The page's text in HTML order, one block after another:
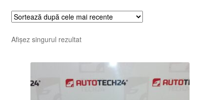
Afișez singurul rezultat